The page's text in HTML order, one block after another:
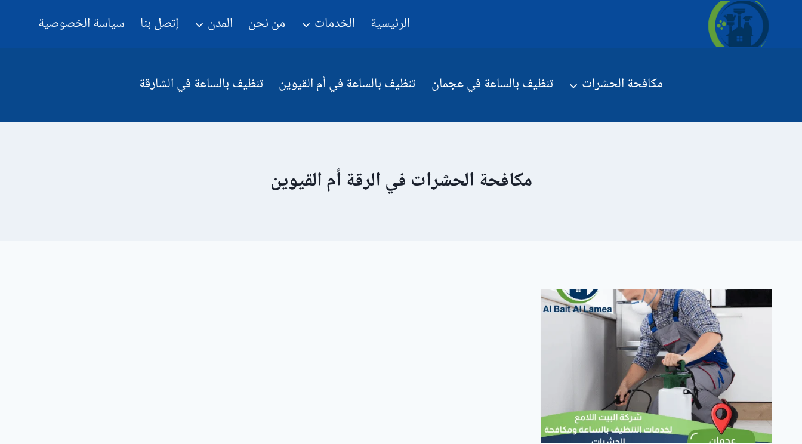
المحتوى
الرئيسية الخدمات من نحن المدن إتصل بنا سياسة الخصوصية
مكافحة الحشرات تنظيف بالساعة في عجمان تنظيف بالساعة في أم القيوين تنظيف بالساعة في الشارقة
مكافحة الحشرات في الرقة أم القيوين